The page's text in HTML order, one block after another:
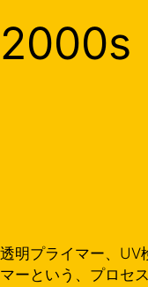
2000s
透明プライマー、UV
マーという、プロセ